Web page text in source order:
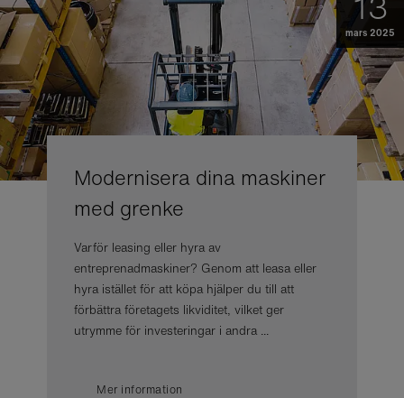
mars 2025
Modernisera dina maskiner
med grenke
Varför leasing eller hyra av
entreprenadmaskiner? Genom att leasa eller
hyra istället för att köpa hjälper du till att
förbättra företagets likviditet, vilket ger
utrymme för investeringar i andra ...
Mer information